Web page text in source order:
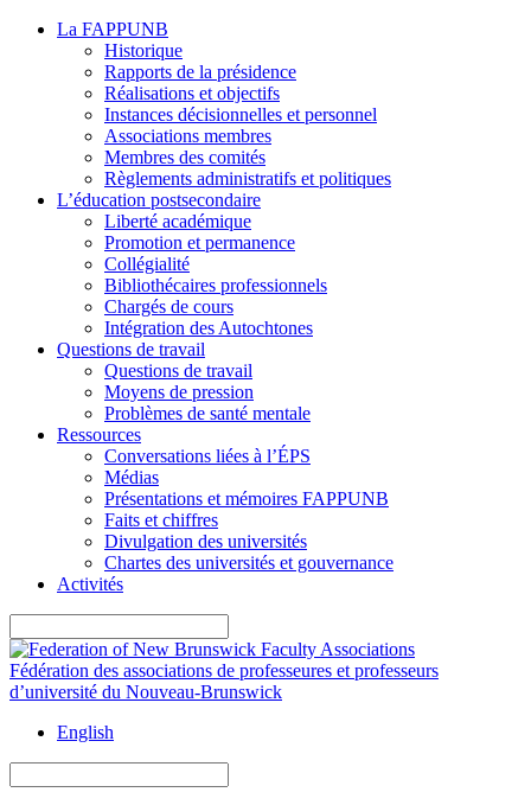
La FAPPUNB
Historique
Rapports de la présidence
Réalisations et objectifs
Instances décisionnelles et personnel
Associations membres
Membres des comités
Règlements administratifs et politiques
L’éducation postsecondaire
Liberté académique
Promotion et permanence
Collégialité
Bibliothécaires professionnels
Chargés de cours
Intégration des Autochtones
Questions de travail
Questions de travail
Moyens de pression
Problèmes de santé mentale
Ressources
Conversations liées à l’ÉPS
Médias
Présentations et mémoires FAPPUNB
Faits et chiffres
Divulgation des universités
Chartes des universités et gouvernance
Activités
Fédération des associations de professeures et professeurs
d’université du Nouveau-Brunswick
English